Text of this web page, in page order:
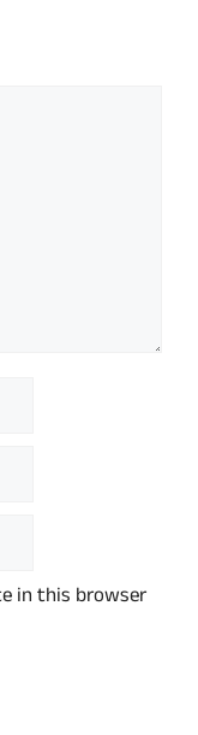
in this browser